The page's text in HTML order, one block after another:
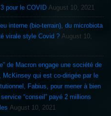
pour le COVID August 10, 2021
interne (bio-terrain), du microbiota
virale style Covid ? August 10,
de Macron engage une société de
qui est co-dirigée par le
Fabius, pour mener à bien
“conseil” payé 2 millions
August 10, 2021